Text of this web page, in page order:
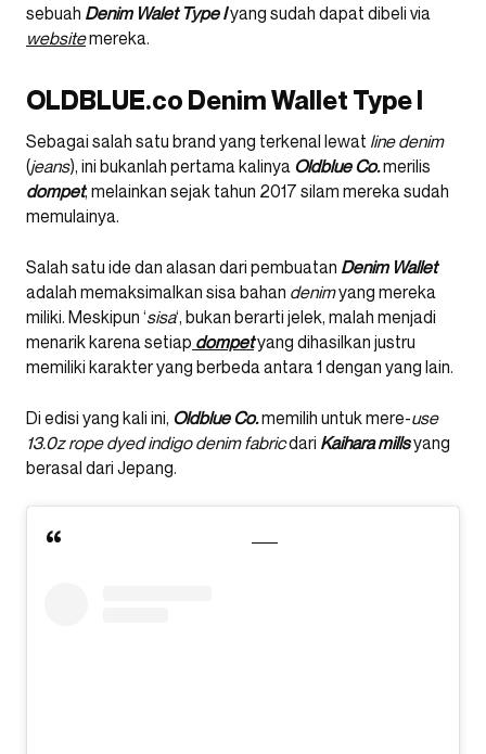
sebuah Denim Walet Type Iyang sudah dapat dibeli via
websitemereka.
OLDBLUE.co Denim Wallet Type I
Sebagai salah satu brand yang terkenal lewat line denim
(jeans), ini bukanlah pertama kalinya Oldblue Co.merilis
dompet, melainkan sejak tahun 2017 silam mereka sudah
memulainya.
Salah satu ide dan alasan dari pembuatan Denim Wallet
adalah memaksimalkan sisa bahan denimyang mereka
miliki. Meskipun ‘sisa‘, bukan berarti jelek, malah menjadi
menarik karena setiap dompetyang dihasilkan justru
memiliki karakter yang berbeda antara 1 dengan yang lain.
Di edisi yang kali ini, Oldblue Co.memilih untuk mere-use
13.0z rope dyed indigo denim fabricdari Kaihara millsyang
berasal dari Jepang.